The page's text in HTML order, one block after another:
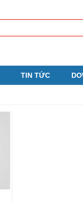
TIN TỨC